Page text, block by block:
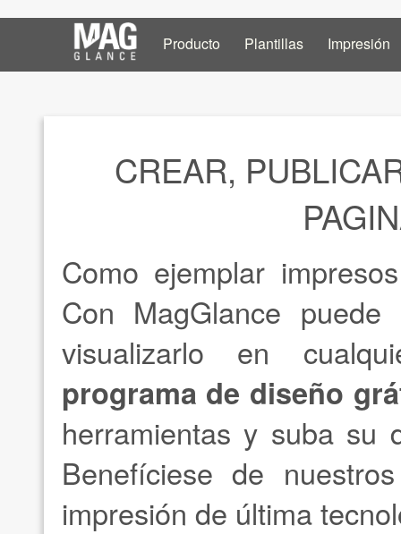
Producto Plantillas Impresión
CREAR,
Como ejemplar
Con MagGlance
visualizarlo en
programa de diseño
herramientas y suba su
Benefíciese de
impresión de última